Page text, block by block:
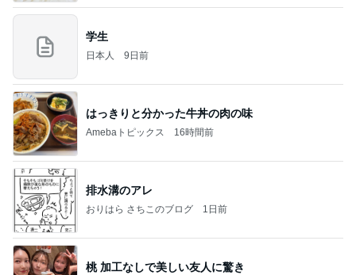
学生
日本人 9日前
はっきりと分かった牛丼の肉の味
Amebaトピックス 16時間前
排水溝のアレ
おりはら さちこのブログ 1日前
桃 加工なしで美しい友人に驚き